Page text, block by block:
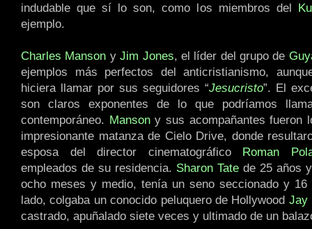
indudable que sí lo son, como los miembros del
ejemplo.
Charles Manson yJim Jones, el líder del grupo de
ejemplos más perfectos del anticristianismo,
hiciera llamar por sus seguidores “Jesucristo”. El
son claros exponentes de lo que podríamos
contemporáneo. Mansony sus acompañantes fueron
impresionante matanza de Cielo Drive, donde
esposa del director cinematográfico Roman
empleados de su residencia. Sharon Tate de 25 años
ocho meses y medio, tenía un seno seccionado y 16
lado, colgaba un conocido peluquero de Hollywood Jay
castrado, apuñalado siete veces y ultimado de un